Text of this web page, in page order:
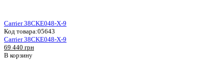
Carrier 38CKE048-X-9
Код товара:05643
Carrier 38CKE048-X-9
69 440 грн
В корзину